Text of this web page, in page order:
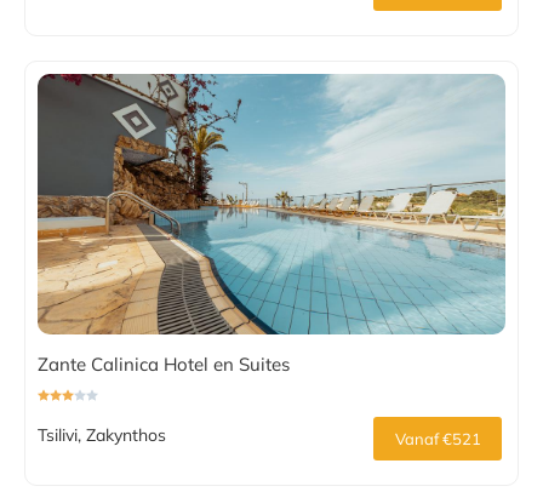
Zante Calinica Hotel en Suites
Tsilivi, Zakynthos Vanaf €521